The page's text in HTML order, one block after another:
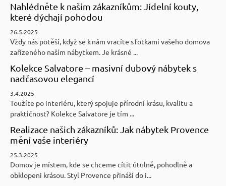
Nahlédněte k našim zákazníkům: Jídelní kouty,
které dýchají pohodou
26.5.2025
Vždy nás potěší, když se k nám vracíte s fotkami vašeho domova
zařízeného naším nábytkem. Je krásné ...
Kolekce Salvatore – masivní dubový nábytek s
nadčasovou elegancí
3.4.2025
Toužíte po interiéru, který spojuje přírodní krásu, kvalitu a
praktičnost? Kolekce Salvatore je tím ...
Realizace našich zákazníků: Jak nábytek Provence
mění vaše interiéry
25.3.2025
Domov je místem, kde se chceme cítit útulně, pohodlně a
obklopeni krásou. Styl Provence přináší do i...